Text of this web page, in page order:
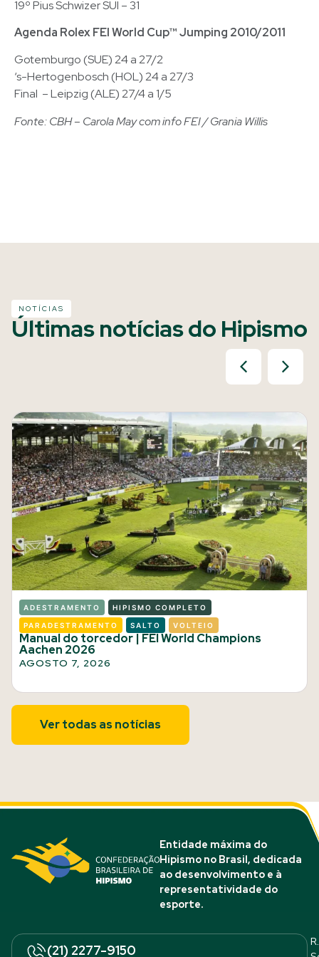
19º Pius Schwizer SUI – 31
Agenda Rolex FEI World Cup™ Jumping 2010/2011
Gotemburgo (SUE) 24 a 27/2
‘s-Hertogenbosch (HOL) 24 a 27/3
Final – Leipzig (ALE) 27/4 a 1/5
Fonte: CBH – Carola May com info FEI / Grania Willis
NOTÍCIAS
Últimas notícias do Hipismo
ADESTRAMENTO HIPISMO COMPLETO
PARADESTRAMENTO SALTO VOLTEIO
Manual do torcedor | FEI World Champions
Aachen 2026
AGOSTO 7, 2026
Ver todas as notícias
Entidade máxima do
Hipismo no Brasil, dedicada
ao desenvolvimento e à
representatividade do
esporte.
(21) 2277-9150
R.